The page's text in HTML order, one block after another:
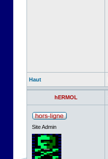
Haut
hERMOL
Site Admin